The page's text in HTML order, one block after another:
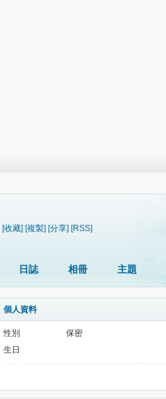
[收藏] [複製] [分享] [RSS]
日誌 相冊 主題
個人資料
性別
保密
生日